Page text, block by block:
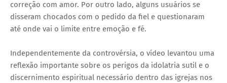
correção com amor. Por outro lado, alguns usuários se
disseram chocados com o pedido da fiel e questionaram
até onde vai o limite entre emoção e fé.
Independentemente da controvérsia, o vídeo levantou uma
reflexão importante sobre os perigos da idolatria sutil e o
discernimento espiritual necessário dentro das igrejas nos